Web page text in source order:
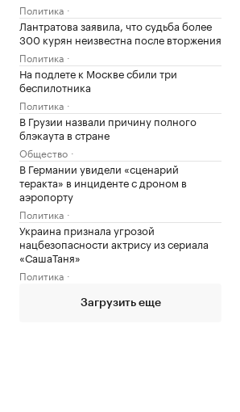
Политика
Лантратова заявила, что судьба более
300 курян неизвестна после вторжения
Политика
На подлете к Москве сбили три
беспилотника
Политика
В Грузии назвали причину полного
блэкаута в стране
Общество
В Германии увидели «сценарий
теракта» в инциденте с дроном в
аэропорту
Политика
Украина признала угрозой
нацбезопасности актрису из сериала
«СашаТаня»
Политика
Загрузить еще